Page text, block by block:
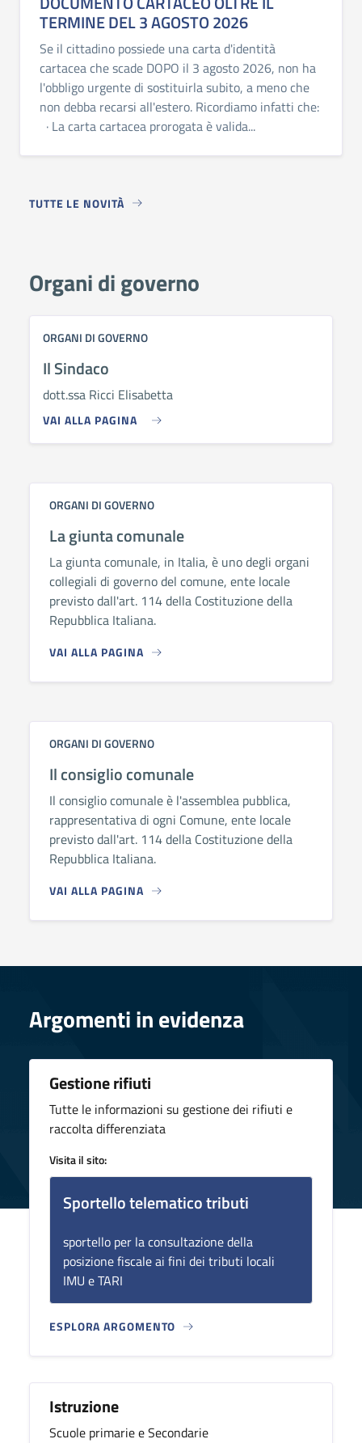
TERMINE DEL 3 AGOSTO 2026
Se il cittadino possiede una carta d'identità
cartacea che scade DOPO il 3 agosto 2026, non ha
l'obbligo urgente di sostituirla subito, a meno che
non debba recarsi all'estero. Ricordiamo infatti che:
· La carta cartacea prorogata è valida...
TUTTE LE NOVITÀ
Organi di governo
ORGANI DI GOVERNO
Il Sindaco
dott.ssa Ricci Elisabetta
VAI ALLA PAGINA
ORGANI DI GOVERNO
La giunta comunale
La giunta comunale, in Italia, è uno degli organi
collegiali di governo del comune, ente locale
previsto dall'art. 114 della Costituzione della
Repubblica Italiana.
VAI ALLA PAGINA
ORGANI DI GOVERNO
Il consiglio comunale
Il consiglio comunale è l'assemblea pubblica,
rappresentativa di ogni Comune, ente locale
previsto dall'art. 114 della Costituzione della
Repubblica Italiana.
VAI ALLA PAGINA
Argomenti in evidenza
Gestione rifiuti
Tutte le informazioni su gestione dei rifiuti e
raccolta differenziata
Visita il sito:
Sportello telematico tributi
sportello per la consultazione della
posizione fiscale ai fini dei tributi locali
IMU e TARI
ESPLORA ARGOMENTO
Istruzione
Scuole primarie e Secondarie